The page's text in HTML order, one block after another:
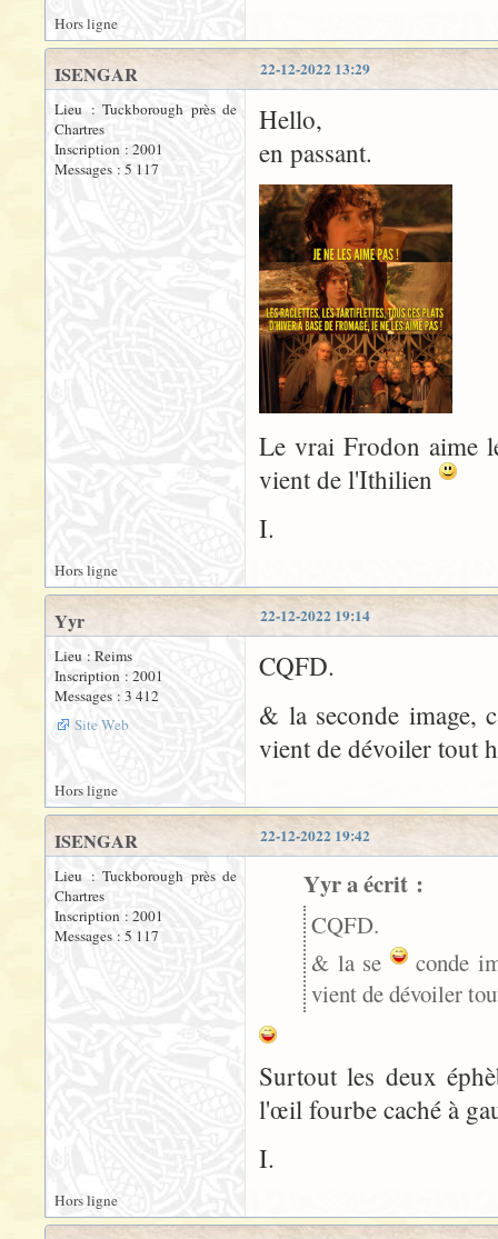
Hors ligne
22-12-2022 13:29
ISENGAR
Lieu : Tuckborough près de
Chartres
Inscription : 2001
Messages : 5 117
Hello,
en passant.
Le vrai Frodon aime
vient de l'Ithilien
I.
Hors ligne
22-12-2022 19:14
Yyr
Lieu : Reims
Inscription : 2001
Messages : 3 412
Site Web
CQFD.
& la seconde image,
vient de dévoiler tout
Hors ligne
22-12-2022 19:42
ISENGAR
Lieu : Tuckborough près de
Chartres
Inscription : 2001
Messages : 5 117
Yyr a écrit :
CQFD.
& la se
conde
vient de dévoiler
Surtout les deux
l'œil fourbe caché à
I.
Hors ligne